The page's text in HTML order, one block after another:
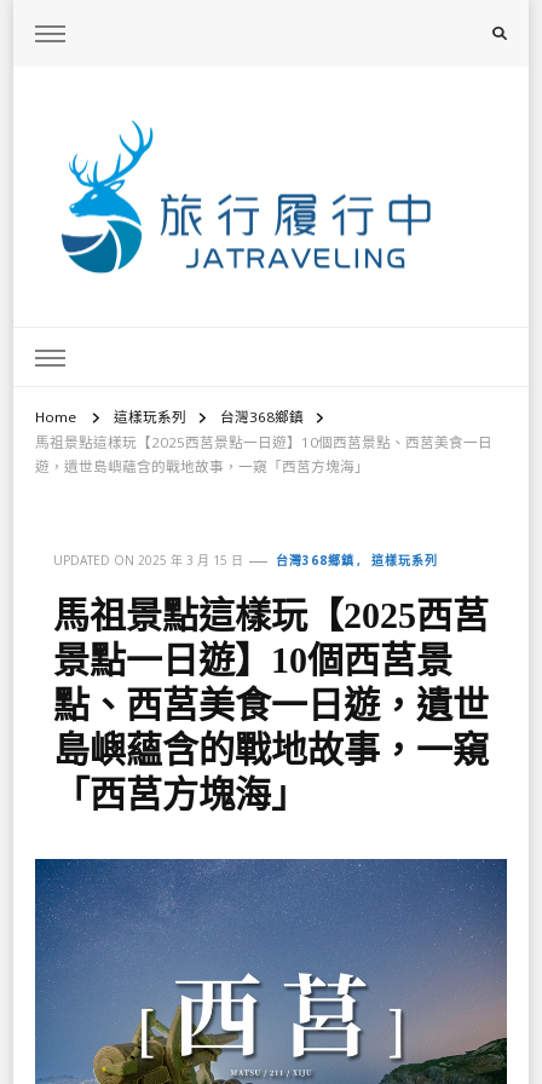
Home 這樣玩系列
台灣368鄉鎮
馬祖景點這樣玩【2025西莒景點一日遊】10個西莒景點、西莒美食一日
遊，遺世島嶼蘊含的戰地故事，一窺「西莒方塊海」
UPDATED ON 2025 年 3 月 15 日 台灣368鄉鎮 這樣玩系列
馬祖景點這樣玩【2025西莒
景點一日遊】10個西莒景
點、西莒美食一日遊，遺世
島嶼蘊含的戰地故事，一窺
「西莒方塊海」